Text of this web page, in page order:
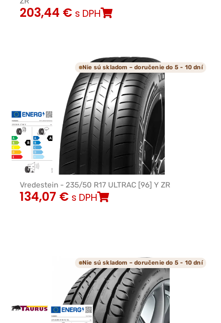
203,44 € s DPH
Nie sú skladom – doručenie do 5 - 10 dní
Vredestein - 235/50 R17 ULTRAC [96] Y ZR
134,07 € s DPH
Nie sú skladom – doručenie do 5 - 10 dní